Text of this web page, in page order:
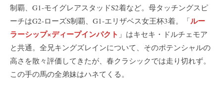
制覇、G1-モイグレアスタッドS2着など。母タッチングスピ
ーチはG2-ローズS制覇、G1-エリザベス女王杯3着。「ルー
ラーシップ×ディープインパクト 」はキセキ・ドルチェモア
と共通。全兄キングズレインについて、そのポテンシャルの
高さを散々評価してきたが、春クラシックでは走り切れず。
この手の馬の全弟妹はハネてくる。